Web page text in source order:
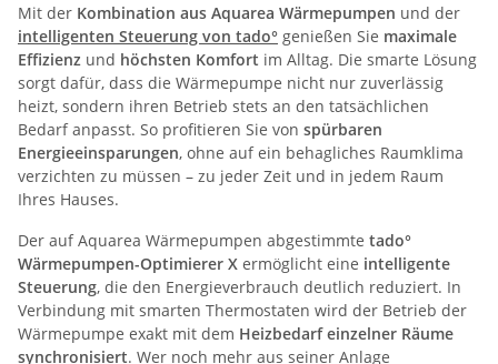
Mit der Kombination aus Aquarea Wärmepumpen und der
intelligenten Steuerung von tado° genießen Sie maximale
Effizienz und höchsten Komfort im Alltag. Die smarte Lösung
sorgt dafür, dass die Wärmepumpe nicht nur zuverlässig
heizt, sondern ihren Betrieb stets an den tatsächlichen
Bedarf anpasst. So profitieren Sie von spürbaren
Energieeinsparungen, ohne auf ein behagliches Raumklima
verzichten zu müssen – zu jeder Zeit und in jedem Raum
Ihres Hauses.
Der auf Aquarea Wärmepumpen abgestimmte tado°
Wärmepumpen-Optimierer X ermöglicht eine intelligente
Steuerung, die den Energieverbrauch deutlich reduziert. In
Verbindung mit smarten Thermostaten wird der Betrieb der
Wärmepumpe exakt mit dem Heizbedarf einzelner Räume
synchronisiert. Wer noch mehr aus seiner Anlage